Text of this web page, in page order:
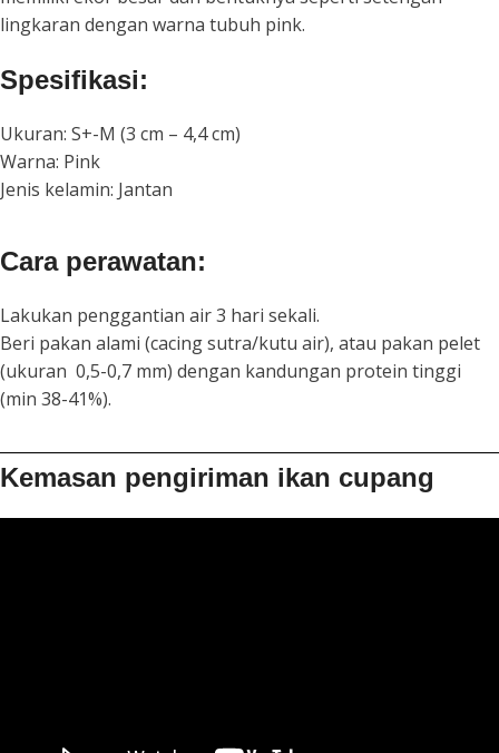
lingkaran dengan warna tubuh pink.
Spesifikasi:
Ukuran: S+-M (3 cm – 4,4 cm)
Warna: Pink
Jenis kelamin: Jantan
Cara perawatan:
Lakukan penggantian air 3 hari sekali.
Beri pakan alami (cacing sutra/kutu air), atau pakan pelet
(ukuran 0,5-0,7 mm) dengan kandungan protein tinggi
(min 38-41%).
Kemasan pengiriman ikan cupang